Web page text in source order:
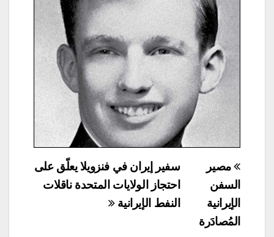
تصفّح
المقالات
سفير إيران في فنزويلا يعلّق على
احتجاز الولايات المتحدة ناقلات
النفط الإيرانية
مصير
السفن
الإيرانية
المُصادَرة